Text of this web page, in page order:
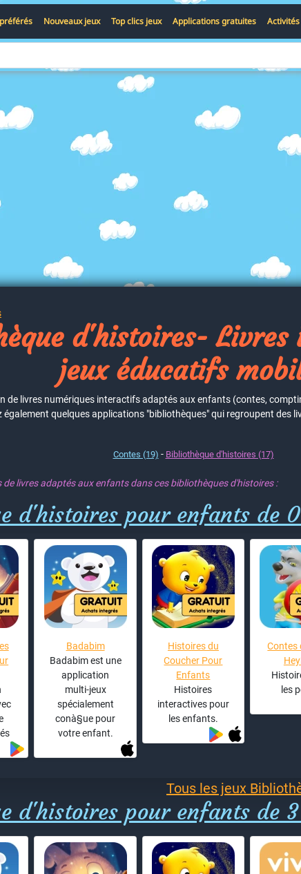
Nouveaux jeux Top clics jeux Applications gratuites
d'histoires-
jeux éducatifs
de livres numériques interactifs adaptés aux enfants (contes,
également quelques applications "bibliothèques" qui regroupent des
Contes (19) - Bibliothèque d'histoires (17)
de livres adaptés aux enfants dans ces bibliothèques d'histoires :
d'histoires pour enfants de
Badabim
Badabim est une
application
multi-jeux
spécialement
conà§ue pour
votre enfant.
Histoires du
Coucher Pour
Enfants
Histoires
interactives pour
les enfants.
Contes
les
Tous les jeux
d'histoires pour enfants de